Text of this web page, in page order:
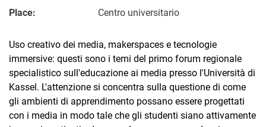
Place:
Centro universitario
Uso creativo dei media, makerspaces e tecnologie
immersive: questi sono i temi del primo forum regionale
specialistico sull'educazione ai media presso l'Università di
Kassel. L'attenzione si concentra sulla questione di come
gli ambienti di apprendimento possano essere progettati
con i media in modo tale che gli studenti siano attivamente